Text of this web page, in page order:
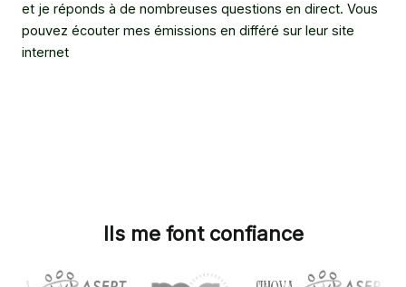
et je réponds à de nombreuses questions en direct. Vous
pouvez écouter mes émissions en différé sur leur site
internet
Ils me font confiance